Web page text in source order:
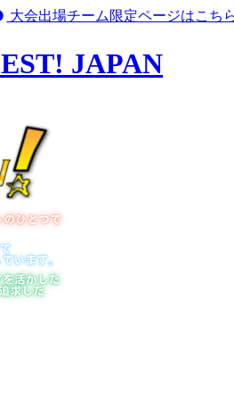
大会出場チーム限定ページはこち
JAPAN